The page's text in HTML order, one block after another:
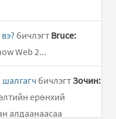
бичлэгт Bruce:
Web 2...
бичлэгтЗочин:
ерөнхий
алдаанаасаа